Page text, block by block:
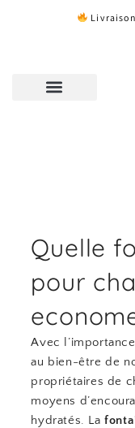
Quelle
pour
Avec
au bien-être de
propriétaires de
moyens
hydratés. La